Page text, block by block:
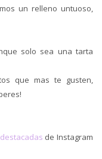
un relleno untuoso,
solo sea una tarta
que mas te gusten,
de Instagram